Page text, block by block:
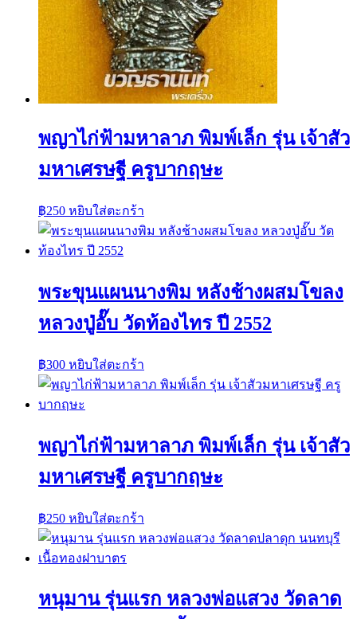
พญาไก่ฟ้ามหาลาภ พิมพ์เล็ก รุ่น เจ้าสัว
มหาเศรษฐี ครูบากฤษะ
฿250 หยิบใส่ตะกร้า
พระขุนแผนนางพิม หลังช้างผสมโขลง
หลวงปู่อั๊บ วัดท้องไทร ปี 2552
฿300 หยิบใส่ตะกร้า
พญาไก่ฟ้ามหาลาภ พิมพ์เล็ก รุ่น เจ้าสัว
มหาเศรษฐี ครูบากฤษะ
฿250 หยิบใส่ตะกร้า
หนุมาน รุ่นแรก หลวงพ่อแสวง วัดลาด